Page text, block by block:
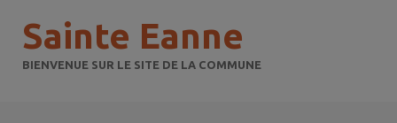
Sainte Eanne
BIENVENUE SUR LE SITE DE LA COMMUNE